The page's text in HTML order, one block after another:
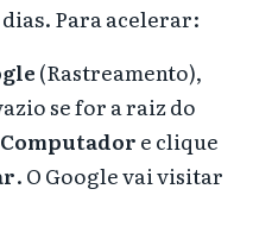
Para acelerar:
(Rastreamento),
se for a raiz do
Computador e clique
. O Google vai visitar